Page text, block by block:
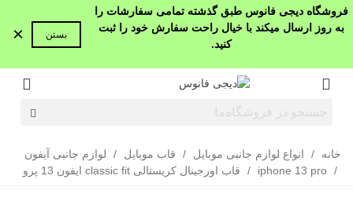
فروشگاه دیجی فانوس طبق گذشته تمامی سفارشات را
به روز ارسال میکند با خیال راحت سفارش خود را ثبت
کنید.
بستن ×
خانه / انواع لوازم جانبی موبایل / قاب موبایل /
لوازم جانبی آیفون
/
iphone 13 pro
/ قاب اورجینال کریستالی classic fit ایفون 13 پرو